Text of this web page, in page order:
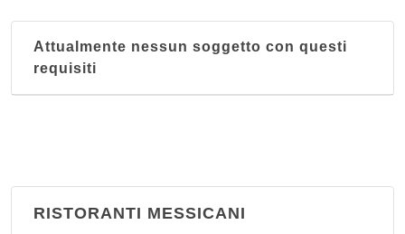
Attualmente nessun soggetto con questi
requisiti
RISTORANTI MESSICANI